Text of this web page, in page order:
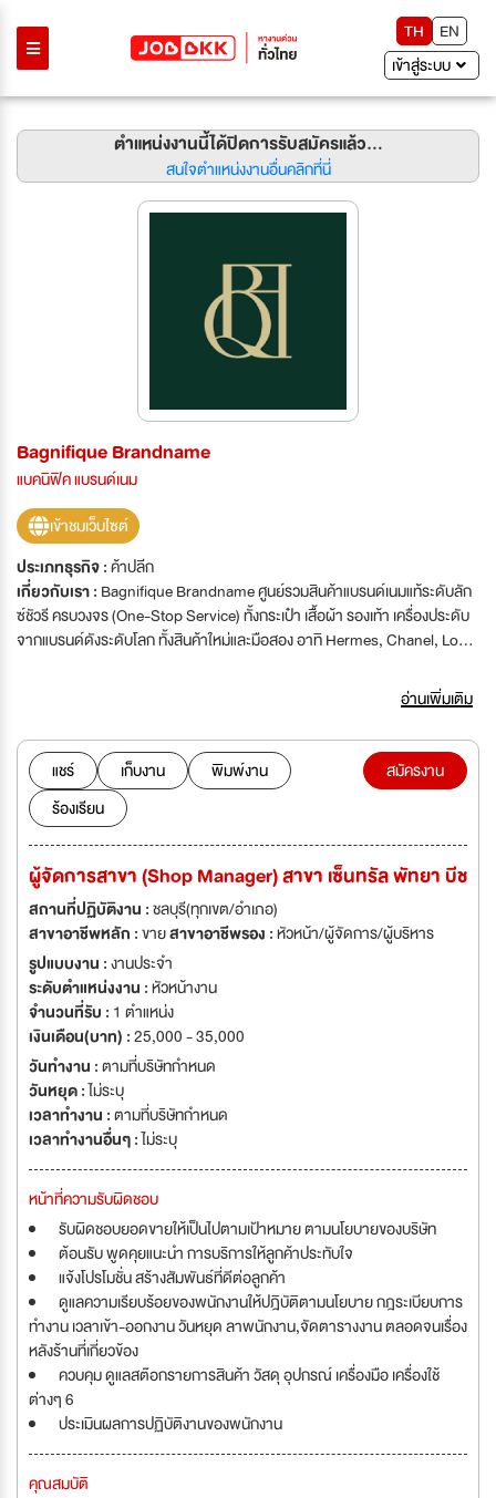
TH
EN
เข้าสู่ระบบ
ตำแหน่งงานนี้ได้ปิดการรับสมัครแล้ว...
สนใจตำแหน่งงานอื่นคลิกที่นี่
Bagnifique Brandname
แบคนิฟิค แบรนด์เนม
เข้าชมเว็บไซต์
ประเภทธุรกิจ :ค้าปลีก
เกี่ยวกับเรา : Bagnifique Brandname ศูนย์รวมสินค้าแบรนด์เนมแท้ระดับลัก
ซ์ชัวรี ครบวงจร (One-Stop Service) ทั้งกระเป๋า เสื้อผ้า รองเท้า เครื่องประดับ
จากแบรนด์ดังระดับโลก ทั้งสินค้าใหม่และมือสอง อาทิ Hermes, Chanel, Louis
Loewe, Boyy, MCM และอีกมากมาย พร้อมบริการรับซื้อ ฝากขาย ฝากดูแล
กระโดด ขอเชิญคุณมาเป็นส่วนหนึ่งของทีมงานมืออาชีพ เติบโตไปด้วยกัน และ
ร่วมสร้างมาตรฐานใหม่ของวงการแบรนด์เนมในประเทศไทย
อ่านเพิ่มเติม
แชร์ เก็บงาน
พิมพ์งาน
ร้องเรียน
สมัครงาน
ผู้จัดการสาขา (Shop Manager) สาขา เซ็นทรัล พัทยา บีช
สถานที่ปฏิบัติงาน :ชลบุรี(ทุกเขต/อำเภอ)
สาขาอาชีพหลัก :ขายสาขาอาชีพรอง :หัวหน้า/ผู้จัดการ/ผู้บริหาร
รูปแบบงาน :งานประจำ
ระดับตำแหน่งงาน :หัวหน้างาน
จำนวนที่รับ : 1 ตำแหน่ง
เงินเดือน(บาท) :25,000 - 35,000
วันทำงาน :ตามที่บริษัทกำหนด
วันหยุด :ไม่ระบุ
เวลาทำงาน :ตามที่บริษัทกำหนด
เวลาทำงานอื่นๆ :ไม่ระบุ
หน้าที่ความรับผิดชอบ
รับผิดชอบยอดขายให้เป็นไปตามเป้าหมาย ตามนโยบายของบริษัท
ต้อนรับ พูดคุยแนะนำ การบริการให้ลูกค้าประทับใจ
แจ้งโปรโมชั่น สร้างสัมพันธ์ที่ดีต่อลูกค้า
ดูแลความเรียบร้อยของพนักงานให้ปฎิบัติตามนโยบาย กฎระเบียบการ
ทำงาน เวลาเข้า-ออกงาน วันหยุด ลาพนักงาน,จัดตารางงาน ตลอดจนเรื่อง
หลังร้านที่เกี่ยวข้อง
ควบคุม ดูแลสต๊อกรายการสินค้า วัสดุ อุปกรณ์ เครื่องมือ เครื่องใช้
ต่างๆ 6
ประเมินผลการปฏิบัติงานของพนักงาน
คุณสมบัติ